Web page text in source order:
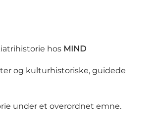
hos MIND
og kulturhistoriske, guidede
under et overordnet emne.